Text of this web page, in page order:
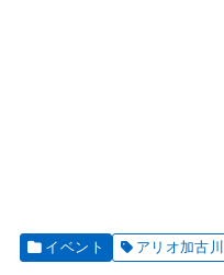
イベント アリオ加古川